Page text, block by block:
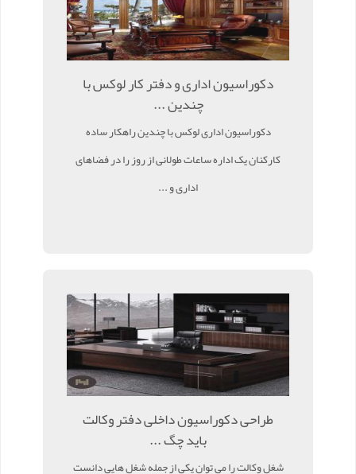
دکوراسیون اداری و دفتر کار لوکس با
چندین ...
دکوراسیون اداری لوکس با چندین راهکار ساده
کارکنان یک اداره ساعات طولانی از روز را در فضاهای
اداری و ...
طراحی دکوراسیون داخلی دفتر وکالت
باید چگ ...
شغل وکالت را می توان یکی از جمله شغل هایی دانست